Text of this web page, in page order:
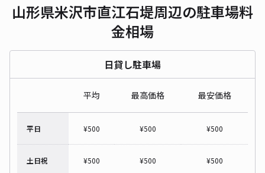
山形県米沢市直江石堤周辺の駐車場料
金相場
日貸し駐車場
平均 最高価格 最安価格
平日 ¥500 ¥500 ¥500
土日祝 ¥500 ¥500 ¥500